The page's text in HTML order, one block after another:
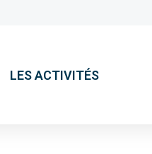
LES ACTIVITÉS